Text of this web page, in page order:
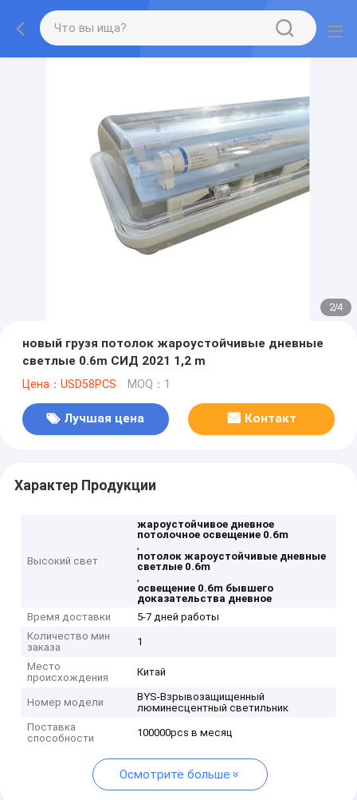
2/4
новый грузя потолок жароустойчивые дневные
светлые 0.6m СИД 2021 1,2 m
Цена：USD58PCS MOQ：1
Лучшая цена Контакт
Характер Продукции
Высокий свет
жароустойчивое дневное
потолочное освещение 0.6m
,
потолок жароустойчивые дневные
светлые 0.6m
,
освещение 0.6m бывшего
доказательства дневное
Время доставки
5-7 дней работы
Количество мин
заказа
1
Место
происхождения
Китай
Номер модели
BYS-Взрывозащищенный
люминесцентный светильник
Поставка
способности
100000pcs в месяц
Осмотрите больше